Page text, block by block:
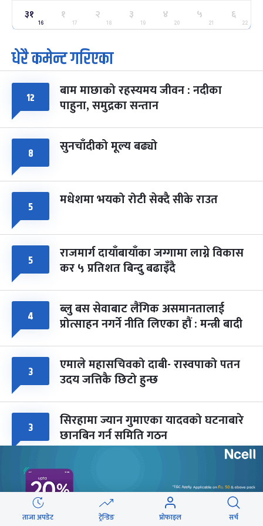
२५
मंगल
ग्याल्पो ल्होसार
फाल्गुन २५, २०८३ Mar 9, 2027
७ महिना बाँकी
७
आइत
पूर्णिमा व्रत
चैत्र ७, २०८३-Mar 21, 2027
८ फागुपूर्णिमा
चैत्र ८, २०८३-Mar 22, 2027
७ महिना बाँकी
३१
16
१
17
२
18
३
19
४
20
५
21
६
22
धेरै कमेन्ट गरिएका
१२ बाम माछाको रहस्यमय जीवन : नदीका
पाहुना, समुद्रका सन्तान
८ सुनचाँदीको मूल्य बढ्यो
५ मधेशमा भयको रोटी सेक्दै सीके राउत
५ राजमार्ग दायाँबायाँका जग्गामा लाग्ने विकास
कर ५ प्रतिशत बिन्दु बढाइँदै
४ ब्लु बस सेवाबाट लैंगिक असमानतालाई
प्रोत्साहन नगर्ने नीति लिएका हौं : मन्त्री बादी
३ एमाले महासचिवको दाबी- रास्वपाको पतन
उदय जत्तिकै छिटो हुन्छ
३ सिरहामा ज्यान गुमाएका यादवको घटनाबारे
छानबिन गर्न समिति गठन
वेबस्टोरिज
ताजा अपडेट ट्रेन्डिङ प्रोफाइल सर्च